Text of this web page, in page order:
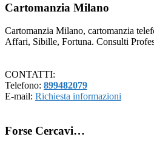
Cartomanzia Milano
Cartomanzia Milano, cartomanzia
Affari, Sibille, Fortuna. Consulti
CONTATTI:
Telefono: 899482079
E-mail: Richiesta informazioni
Forse Cercavi…